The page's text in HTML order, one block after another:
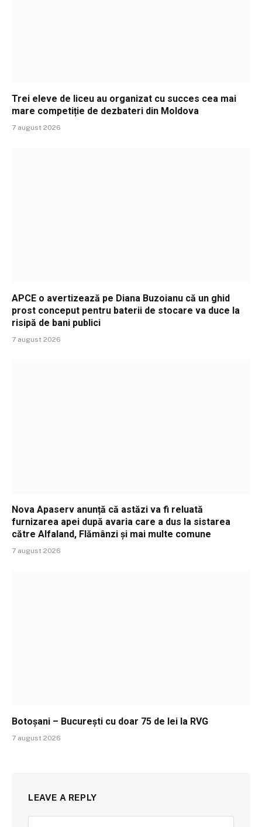
Trei eleve de liceu au organizat cu succes cea mai
mare competiție de dezbateri din Moldova
7 august 2026
APCE o avertizează pe Diana Buzoianu că un ghid
prost conceput pentru baterii de stocare va duce la
risipă de bani publici
7 august 2026
Nova Apaserv anunță că astăzi va fi reluată
furnizarea apei după avaria care a dus la sistarea
către Alfaland, Flămânzi și mai multe comune
7 august 2026
Botoșani – București cu doar 75 de lei la RVG
7 august 2026
LEAVE A REPLY